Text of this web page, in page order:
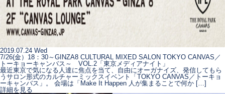
2019.07.24 Wed
7/26(金）18：30～GINZA8 CULTURAL MIXED SALON TOKYO CANVAS／
トーキョーキャンバス～ VOL.2「東京メディアナイト」
最近東京で気になる人達に焦点を当て、自由にオーガナイズ、発信してもら
うサロン形式のカルチャーミックスイベント「TOKYO CANVAS／トーキョ
ーキャンバス」。 会場は「Make It Happen 人が集まることで何か […]
詳細を見る